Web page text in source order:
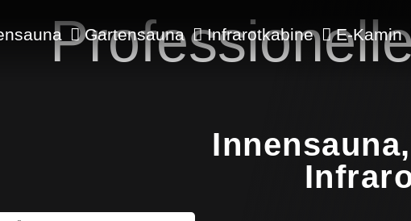
Gartensauna Infrarotkabine E-Kamin